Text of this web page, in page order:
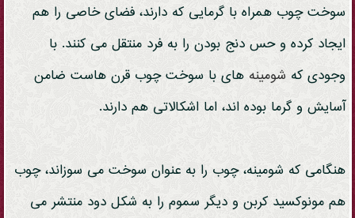
سوخت چوب همراه با گرمایی که دارند، فضای خاصی را هم
ایجاد کرده و حس دنج بودن را به فرد منتقل می کنند. با
وجودی که شومینه های با سوخت چوب قرن هاست ضامن
آسایش و گرما بوده اند، اما اشکالاتی هم دارند.
هنگامی که شومینه، چوب را به عنوان سوخت می سوزاند، چوب
هم مونوکسید کربن و دیگر سموم را به شکل دود منتشر می